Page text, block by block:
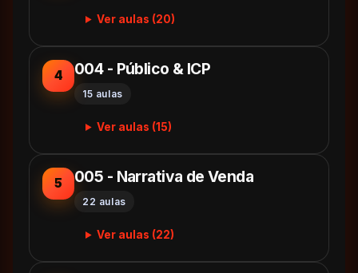
Ver aulas (20)
4 004 - Público & ICP
15 aulas
Ver aulas (15)
5 005 - Narrativa de Venda
22 aulas
Ver aulas (22)